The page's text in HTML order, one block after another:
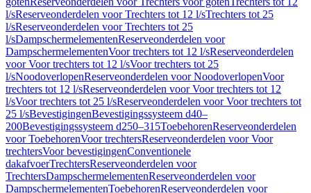
l/sReserveonderdelen voor Trechters tot 12 l/sTrechters tot 25
l/sReserveonderdelen voor Trechters tot 25
l/sDampschermelementenReserveonderdelen voor
DampschermelementenVoor trechters tot 12 l/sReserveonderdelen
voor Voor trechters tot 12 l/sVoor trechters tot 25
l/sNoodoverlopenReserveonderdelen voor NoodoverlopenVoor
trechters tot 12 l/sReserveonderdelen voor Voor trechters tot 12
l/sVoor trechters tot 25 l/sReserveonderdelen voor Voor trechters tot
25 l/sBevestigingenBevestigingssysteem d40–
200Bevestigingssysteem d250–315ToebehorenReserveonderdelen
voor ToebehorenVoor trechtersReserveonderdelen voor Voor
trechtersVoor bevestigingenConventionele
dakafvoerTrechtersReserveonderdelen voor
TrechtersDampschermelementenReserveonderdelen voor
DampschermelementenToebehorenReserveonderdelen voor